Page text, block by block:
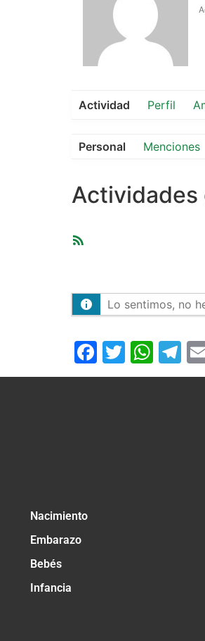
Actividad Perfil
Personal Menciones
Actividades
Lo sentimos, no
Facebook
Twitter
Nacimiento
Embarazo
Bebés
Infancia